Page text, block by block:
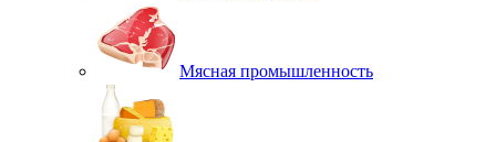
Мясная промышленность